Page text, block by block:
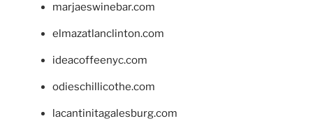
marjaeswinebar.com
elmazatlanclinton.com
ideacoffeenyc.com
odieschillicothe.com
lacantinitagalesburg.com